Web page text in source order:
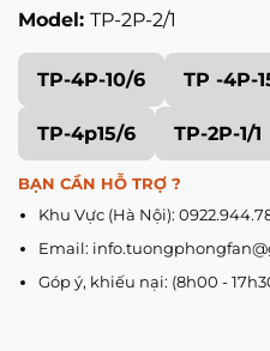
Model: TP-2P-2/1
TP-4P-10/6 TP -4P-
TP-4p15/6 TP-2P-1/1
BẠN CẦN HỖ TRỢ ?
Khu Vực (Hà Nội):
Email:
Góp ý, khiếu nại: (8h00 -